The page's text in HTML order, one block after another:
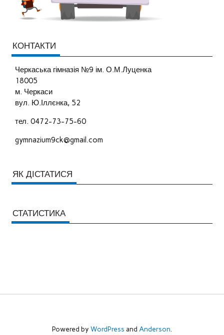
КОНТАКТИ
Черкаська гімназія №9 ім. О.М.Луценка
18005
м. Черкаси
вул. Ю.Іллєнка, 52
тел. 0472-73-75-60
gymnazium9ck@gmail.com
ЯК ДІСТАТИСЯ
СТАТИСТИКА
Powered by WordPress and Anderson